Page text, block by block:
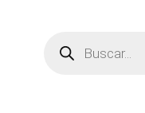
productos